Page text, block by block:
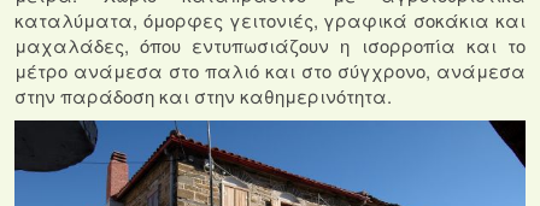
καταλύματα, όμορφες γειτονιές, γραφικά σοκάκια και
μαχαλάδες, όπου εντυπωσιάζουν η ισορροπία και το
μέτρο ανάμεσα στο παλιό και στο σύγχρονο, ανάμεσα
στην παράδοσηκαι στην καθημερινότητα.